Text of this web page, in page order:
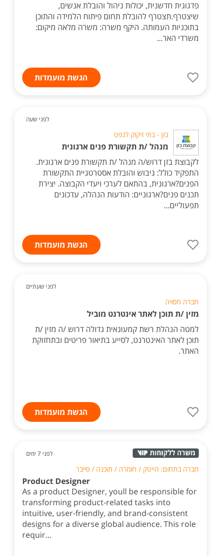
פדגוגית חדשנית, יכולות ניהול והובלת אנשים,
שיצטרף.תצטרף להובלת תחום פיתוח הלמידה והתוכן
בתוכניות העמותה. היקף משרה: משרה מלאה מיקום:
משרדי האר...
הגשת מועמדות
לפני שעה
בזן - בתי זיקוק לנפט
מנהל /ת תקשורת פנים ארגונית
לקבוצת בזן דרוש/ה מנהל /ת תקשורת פנים ארגונית.
התפקיד כולל: גיבוש והובלת אסטרטגיית התקשורת
הפנים?ארגונית, בהתאם לערכי ויעדי הקבוצה. יצירת
תכנים פנים?ארגוניים: הודעות הנהלה, עדכונים
תפעוליים...
הגשת מועמדות
לפני שעתיים
חברה חסויה
מזין /ת תוכן לאתר אינטרנט מוביל
למטה הנהלת רשת קמעונאית גדולה דרוש /ה מזין /ת
תוכן לאתר האינטרנט, לסייע בתיאור פריטים ובתחזוקת
האתר.
הגשת מועמדות
לפני 7 ימים
חברה בתחום: הייטק / חומרה / תוכנה / סייבר
Product Designer
As a product Designer, youll be responsible for
transforming product-related tasks into
intuitive, user-friendly, and brand-consistent
designs for a diverse global audience. This role
requir...